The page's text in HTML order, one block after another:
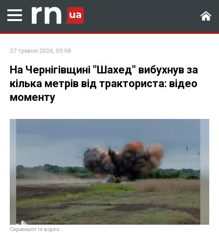
27 травня 2026, 09:08
На Чернігівщині "Шахед" вибухнув за
кілька метрів від тракториста: відео
моменту
Скриншот із відео